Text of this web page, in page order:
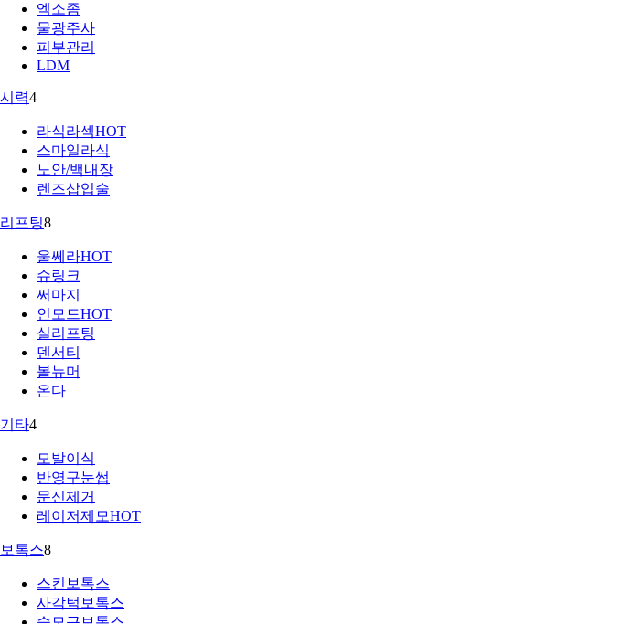
엑소좀
물광주사
피부관리
LDM
시력4
라식라섹HOT
스마일라식
노안/백내장
렌즈삽입술
리프팅8
울쎄라HOT
슈링크
써마지
인모드HOT
실리프팅
덴서티
볼뉴머
온다
기타4
모발이식
반영구눈썹
문신제거
레이저제모HOT
보톡스8
스킨보톡스
사각턱보톡스